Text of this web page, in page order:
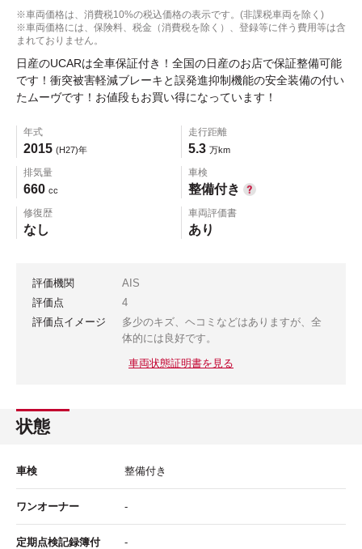
※車両価格は、消費税10%の税込価格の表示です。(非課税車両を除く)
※車両価格には、保険料、税金（消費税を除く）、登録等に伴う費用等は含
まれておりません。
日産のUCARは全車保証付き！全国の日産のお店で保証整備可能
です！衝突被害軽減ブレーキと誤発進抑制機能の安全装備の付い
たムーヴです！お値段もお買い得になっています！
年式
2015 (H27)年
走行距離
5.3 万km
排気量
660 cc
車検
整備付き
修復歴
なし
車両評価書
あり
評価機関
AIS
評価点
4
評価点イメージ
多少のキズ、ヘコミなどはありますが、全
体的には良好です。
車両状態証明書を見る
状態
車検 整備付き
ワンオーナー -
定期点検記録簿付 -